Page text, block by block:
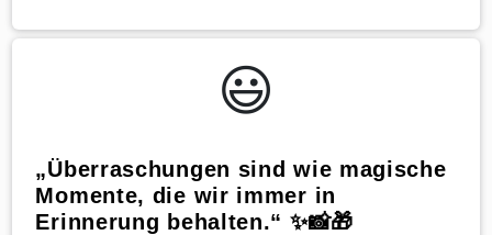
😃️
„Überraschungen sind wie magische
Momente, die wir immer in
Erinnerung behalten.“ ✨📸🎁